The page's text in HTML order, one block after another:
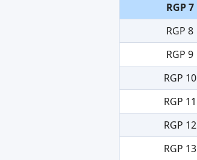
RGP 7
RGP 8
RGP 9
RGP 10
RGP 11
RGP 12
RGP 13